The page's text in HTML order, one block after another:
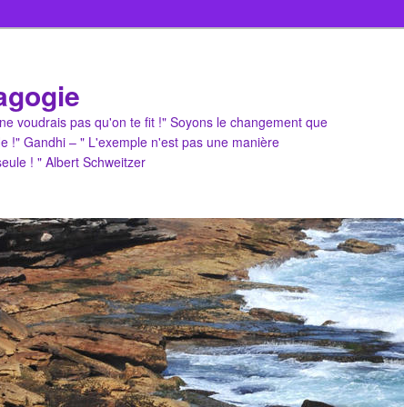
voudrais pas qu'on te fit !" Soyons le changement que
!" Gandhi – " L'exemple n'est pas une manière
! " Albert Schweitzer